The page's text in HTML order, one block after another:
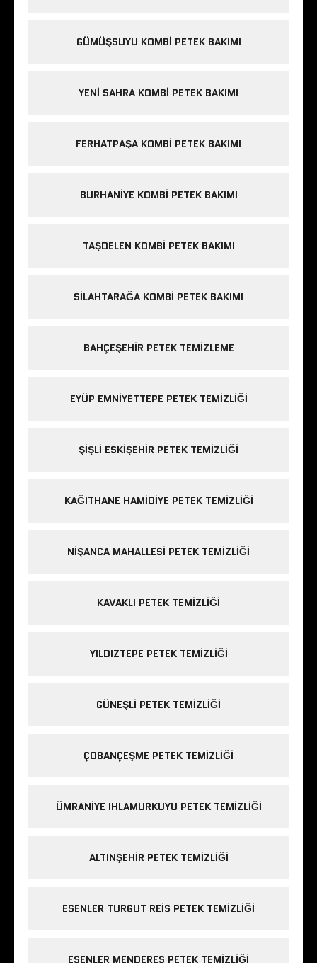
GÜMÜŞSUYU KOMBI PETEK BAKIMI
YENI SAHRA KOMBI PETEK BAKIMI
FERHATPAŞA KOMBI PETEK BAKIMI
BURHANIYE KOMBI PETEK BAKIMI
TAŞDELEN KOMBI PETEK BAKIMI
SILAHTARAĞA KOMBI PETEK BAKIMI
BAHÇEŞEHIR PETEK TEMIZLEME
EYÜP EMNIYETTEPE PETEK TEMIZLIĞI
ŞIŞLI ESKIŞEHIR PETEK TEMIZLIĞI
KAĞITHANE HAMIDIYE PETEK TEMIZLIĞI
NIŞANCA MAHALLESI PETEK TEMIZLIĞI
KAVAKLI PETEK TEMIZLIĞI
YILDIZTEPE PETEK TEMIZLIĞI
GÜNEŞLI PETEK TEMIZLIĞI
ÇOBANÇEŞME PETEK TEMIZLIĞI
ÜMRANIYE IHLAMURKUYU PETEK TEMIZLIĞI
ALTINŞEHIR PETEK TEMIZLIĞI
ESENLER TURGUT REIS PETEK TEMIZLIĞI
ESENLER MENDERES PETEK TEMIZLIĞI